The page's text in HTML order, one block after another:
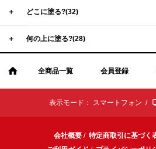
＋ どこに塗る?(32)
＋ 何の上に塗る?(28)
全商品一覧 会員登録
表示モード： スマートフォン /
会社概要 / 特定商取引に基づく